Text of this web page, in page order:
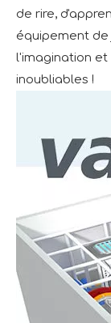
de rire,
équipement de
l'imagination et
inoubliables !